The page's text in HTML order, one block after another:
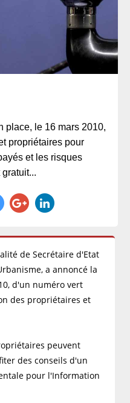
place, le 16 mars 2010,
propriétaires pour
et les risques
de Secrétaire d'Etat
a annoncé la
d'un numéro vert
des propriétaires et
peuvent
des conseils d'un
pour l'Information